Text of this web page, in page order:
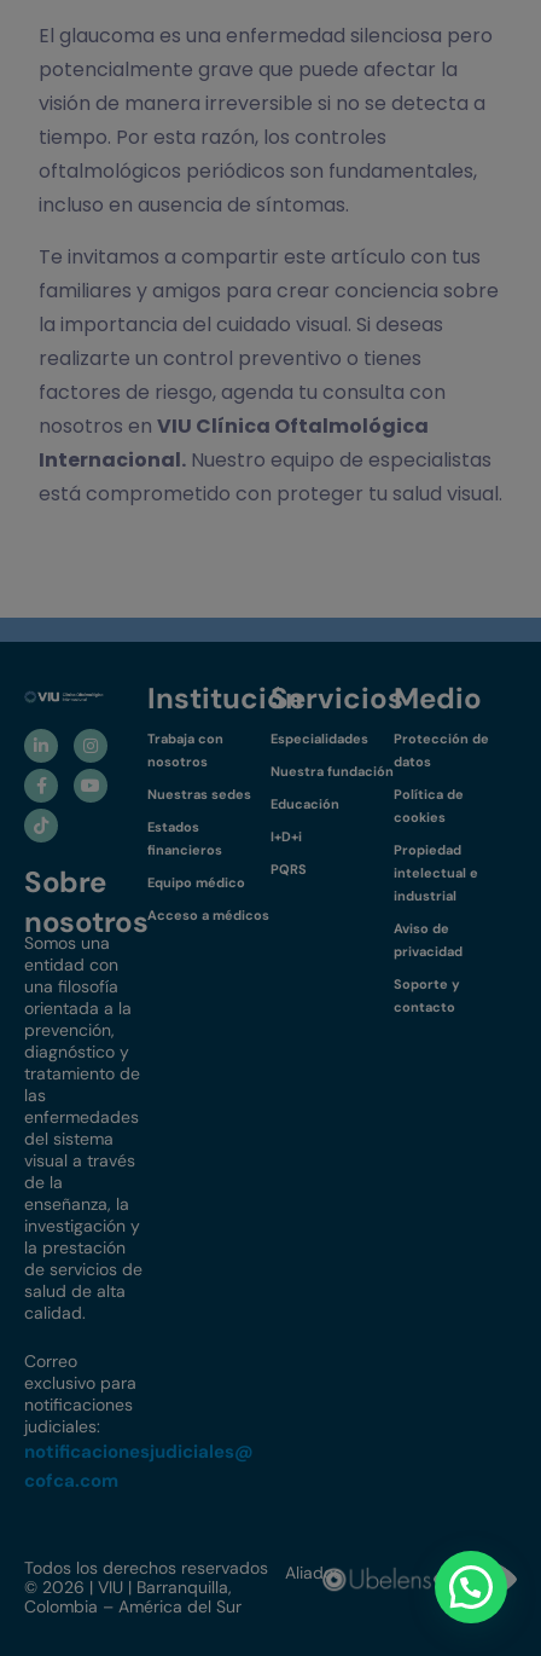
El glaucoma es una enfermedad silenciosa pero
potencialmente grave que puede afectar la
visión de manera irreversible si no se detecta a
tiempo. Por esta razón, los controles
oftalmológicos periódicos son fundamentales,
incluso en ausencia de síntomas.
Te invitamos a compartir este artículo con tus
familiares y amigos para crear conciencia sobre
la importancia del cuidado visual. Si deseas
realizarte un control preventivo o tienes
factores de riesgo, agenda tu consulta con
nosotros en VIU Clínica Oftalmológica
Internacional. Nuestro equipo de especialistas
está comprometido con proteger tu salud visual.
Sobre
nosotros
Somos una
entidad con
una filosofía
orientada a la
prevención,
diagnóstico y
tratamiento de
las
enfermedades
del sistema
visual a través
de la
enseñanza, la
investigación y
la prestación
de servicios de
salud de alta
calidad.
Correo
exclusivo para
notificaciones
judiciales:
notificacionesjudiciales@
cofca.com
Institución
Trabaja con
nosotros
Nuestras sedes
Estados
financieros
Equipo médico
Acceso a médicos
Servicios
Especialidades
Nuestra fundación
Educación
I+D+i
PQRS
Medio
Protección de
datos
Política de
cookies
Propiedad
intelectual e
industrial
Aviso de
privacidad
Soporte y
contacto
Todos los derechos reservados
© 2026 | VIU | Barranquilla,
Colombia – América del Sur
Aliados